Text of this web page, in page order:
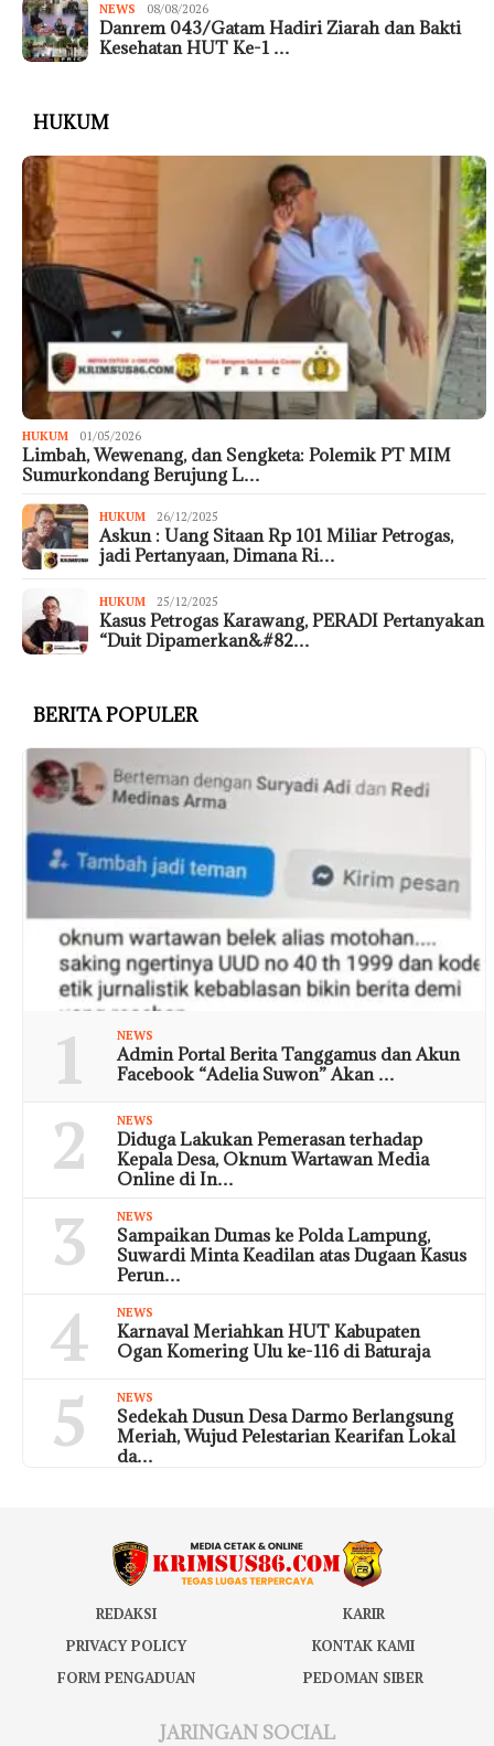
NEWS 08/08/2026
Danrem 043/Gatam Hadiri Ziarah dan Bakti
Kesehatan HUT Ke-1 …
HUKUM
HUKUM 01/05/2026
Limbah, Wewenang, dan Sengketa: Polemik PT MIM
Sumurkondang Berujung L…
HUKUM 26/12/2025
Askun : Uang Sitaan Rp 101 Miliar Petrogas,
jadi Pertanyaan, Dimana Ri…
HUKUM 25/12/2025
Kasus Petrogas Karawang, PERADI Pertanyakan
“Duit Dipamerkan&#82…
BERITA POPULER
1 NEWS
Admin Portal Berita Tanggamus dan Akun
Facebook “Adelia Suwon” Akan …
2 NEWS
Diduga Lakukan Pemerasan terhadap
Kepala Desa, Oknum Wartawan Media
Online di In…
3 NEWS
Sampaikan Dumas ke Polda Lampung,
Suwardi Minta Keadilan atas Dugaan Kasus
Perun…
4 NEWS
Karnaval Meriahkan HUT Kabupaten
Ogan Komering Ulu ke-116 di Baturaja
5 NEWS
Sedekah Dusun Desa Darmo Berlangsung
Meriah, Wujud Pelestarian Kearifan Lokal
da…
REDAKSI
KARIR
PRIVACY POLICY
KONTAK KAMI
FORM PENGADUAN
PEDOMAN SIBER
JARINGAN SOCIAL